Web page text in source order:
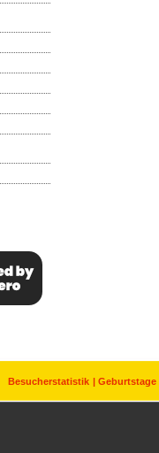
Besucherstatistik Geburtstage